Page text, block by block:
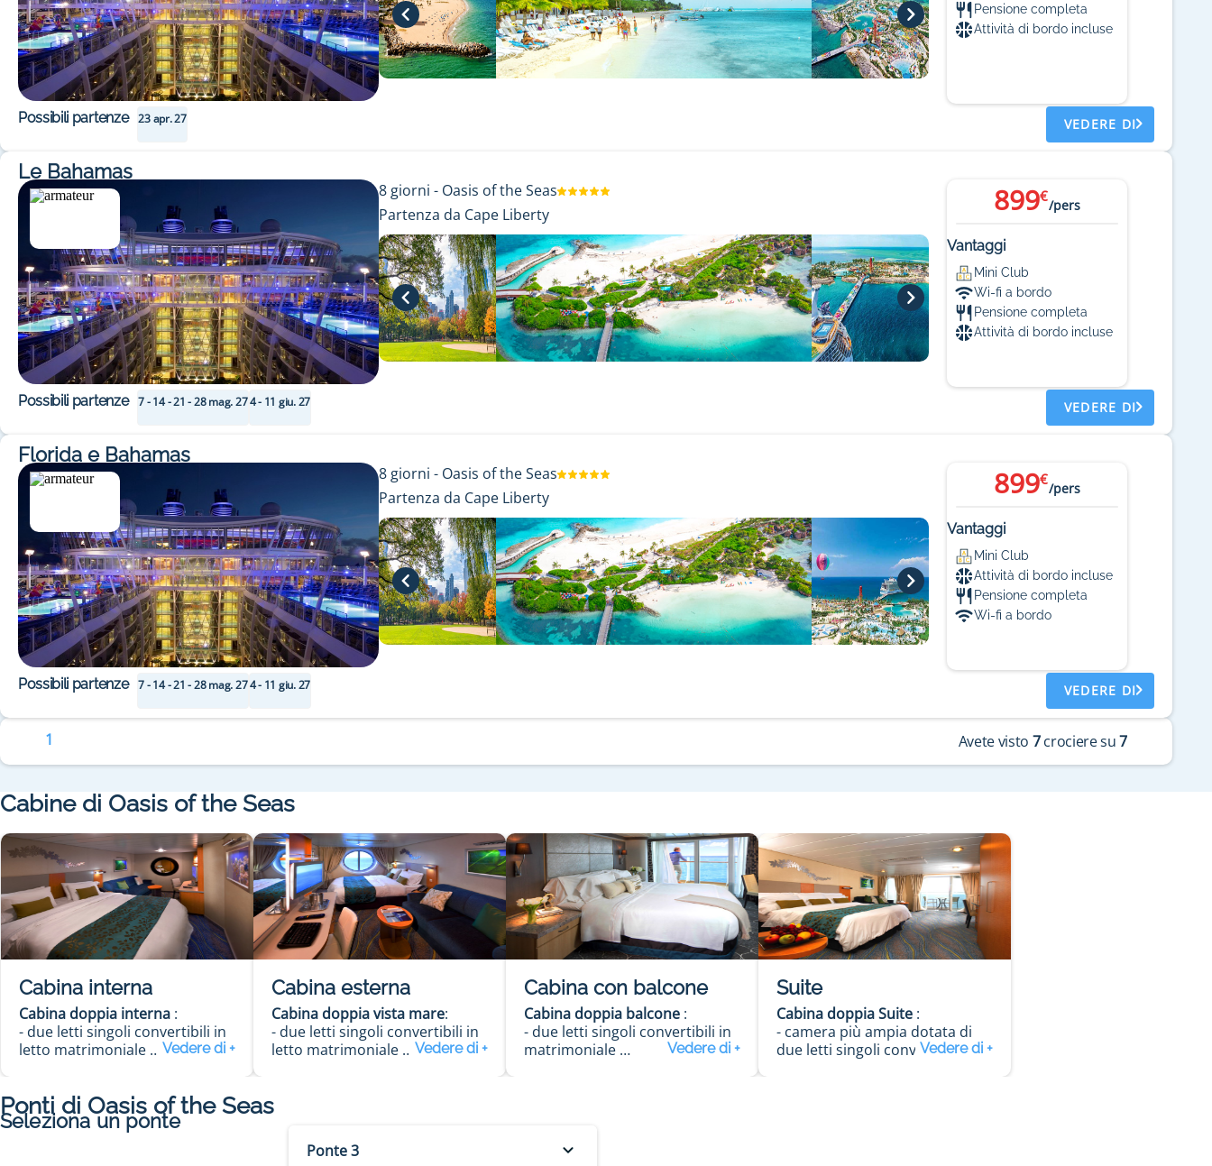
Pensione completa
Attività di bordo incluse
Possibili partenze 23 apr. 27 VEDERE DI
Le Bahamas
8 giorni - Oasis of the Seas
Partenza da Cape Liberty
899€
/pers
Vantaggi
Mini Club
Wi-fi a bordo
Pensione completa
Attività di bordo incluse
Possibili partenze 7 - 14 - 21 - 28 mag. 274 - 11 giu. 27 VEDERE DI
Florida e Bahamas
8 giorni - Oasis of the Seas
Partenza da Cape Liberty
899€
/pers
Vantaggi
Mini Club
Attività di bordo incluse
Pensione completa
Wi-fi a bordo
Possibili partenze 7 - 14 - 21 - 28 mag. 274 - 11 giu. 27 VEDERE DI
Avete visto 7 crociere su7
1
Cabine di Oasis of the Seas
Cabina interna
Cabina doppia interna :
- due letti singoli convertibili in
letto matrimoniale
- phon
- TV via satellite
Cabina esterna
Cabina doppia vista mare:
- due letti singoli convertibili in
letto matrimoniale
- phon
- telefono
- cassaforte
Cabina con balcone
Cabina doppia balcone :
- due letti singoli convertibili in
matrimoniale
- TV via satellite
Suite
Cabina doppia Suite :
- camera più ampia dotata di
due letti singoli convertibili in
Ponti di Oasis of the Seas
Seleziona un ponte
Ponte 3